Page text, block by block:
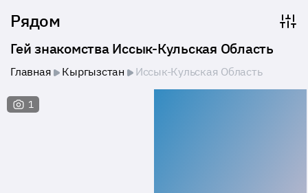
Рядом
Гей знакомства Иссык-Кульская Область
Главная Кыргызстан Иссык-Кульская Область
1